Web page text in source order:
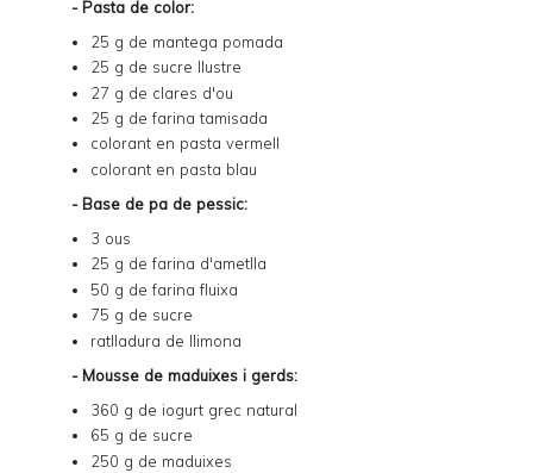
- Pasta de color:
25 g de mantega pomada
25 g de sucre llustre
27 g de clares d'ou
25 g de farina tamisada
colorant en pasta vermell
colorant en pasta blau
- Base de pa de pessic:
3 ous
25 g de farina d'ametlla
50 g de farina fluixa
75 g de sucre
ratlladura de llimona
- Mousse de maduixes i gerds:
360 g de iogurt grec natural
65 g de sucre
250 g de maduixes